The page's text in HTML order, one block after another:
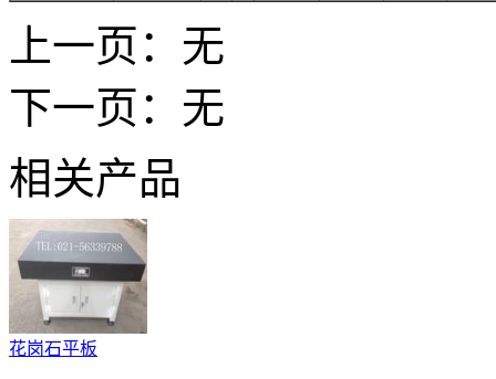
上一页：无
下一页：无
相关产品
花岗石平板